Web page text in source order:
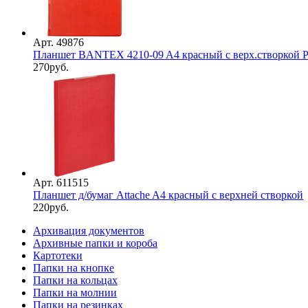
Арт. 49876
Планшет BANTEX 4210-09 A4 красный с верх.створкой
270руб.
Арт. 611515
Планшет д/бумаг Attache A4 красный с верхней створкой
220руб.
Архивация документов
Архивные папки и короба
Картотеки
Папки на кнопке
Папки на кольцах
Папки на молнии
Папки на резинках